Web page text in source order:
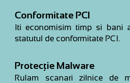
Conformitate PCI
Iti economisim timp si bani
statutul de conformitate PCI.
Protecție Malware
Rulam scanari zilnice de